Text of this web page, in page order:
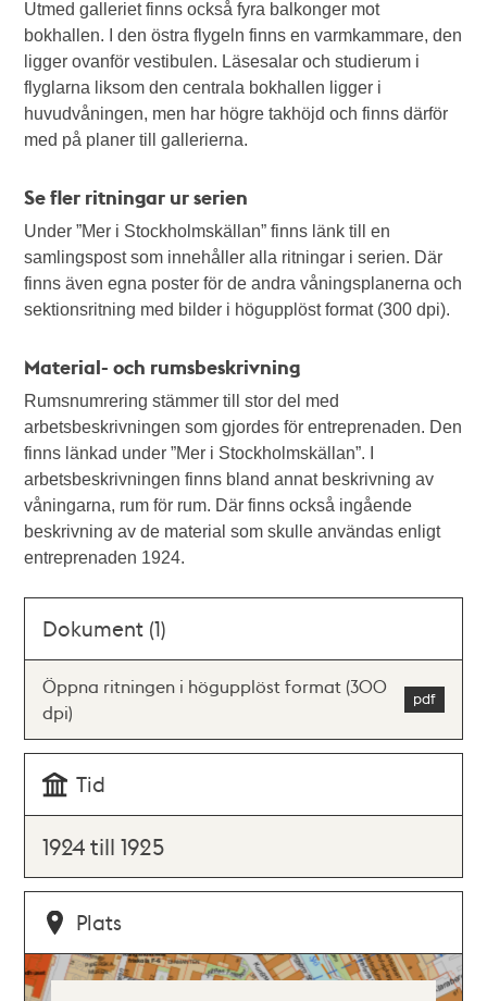
Utmed galleriet finns också fyra balkonger mot
bokhallen. I den östra flygeln finns en varmkammare, den
ligger ovanför vestibulen. Läsesalar och studierum i
flyglarna liksom den centrala bokhallen ligger i
huvudvåningen, men har högre takhöjd och finns därför
med på planer till gallerierna.
Se fler ritningar ur serien
Under ”Mer i Stockholmskällan” finns länk till en
samlingspost som innehåller alla ritningar i serien. Där
finns även egna poster för de andra våningsplanerna och
sektionsritning med bilder i högupplöst format (300 dpi).
Material- och rumsbeskrivning
Rumsnumrering stämmer till stor del med
arbetsbeskrivningen som gjordes för entreprenaden. Den
finns länkad under ”Mer i Stockholmskällan”. I
arbetsbeskrivningen finns bland annat beskrivning av
våningarna, rum för rum. Där finns också ingående
beskrivning av de material som skulle användas enligt
entreprenaden 1924.
Dokument (1)
Öppna ritningen i högupplöst format (300
dpi)
Tid
1924 till 1925
Plats